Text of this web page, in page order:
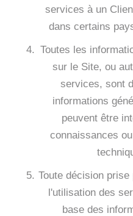
services à un
dans certains
Toutes les
sur le Site, ou
services, sont
informations
peuvent être
connaissances
Toute décision prise
l'utilisation des
base des